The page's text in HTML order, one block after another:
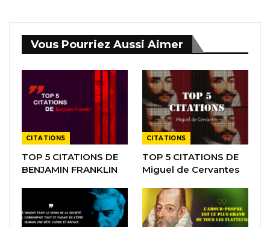
Vous Pourriez Aussi Aimer
CITATIONS
TOP 5 CITATIONS DE
BENJAMIN FRANKLIN
CITATIONS
TOP 5 CITATIONS DE
Miguel de Cervantes